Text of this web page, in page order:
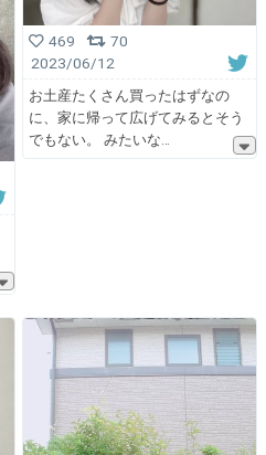
469
70
2023/06/12
お土産たくさん買ったはずなの
に、家に帰って広げてみるとそう
でもない。 みたいな